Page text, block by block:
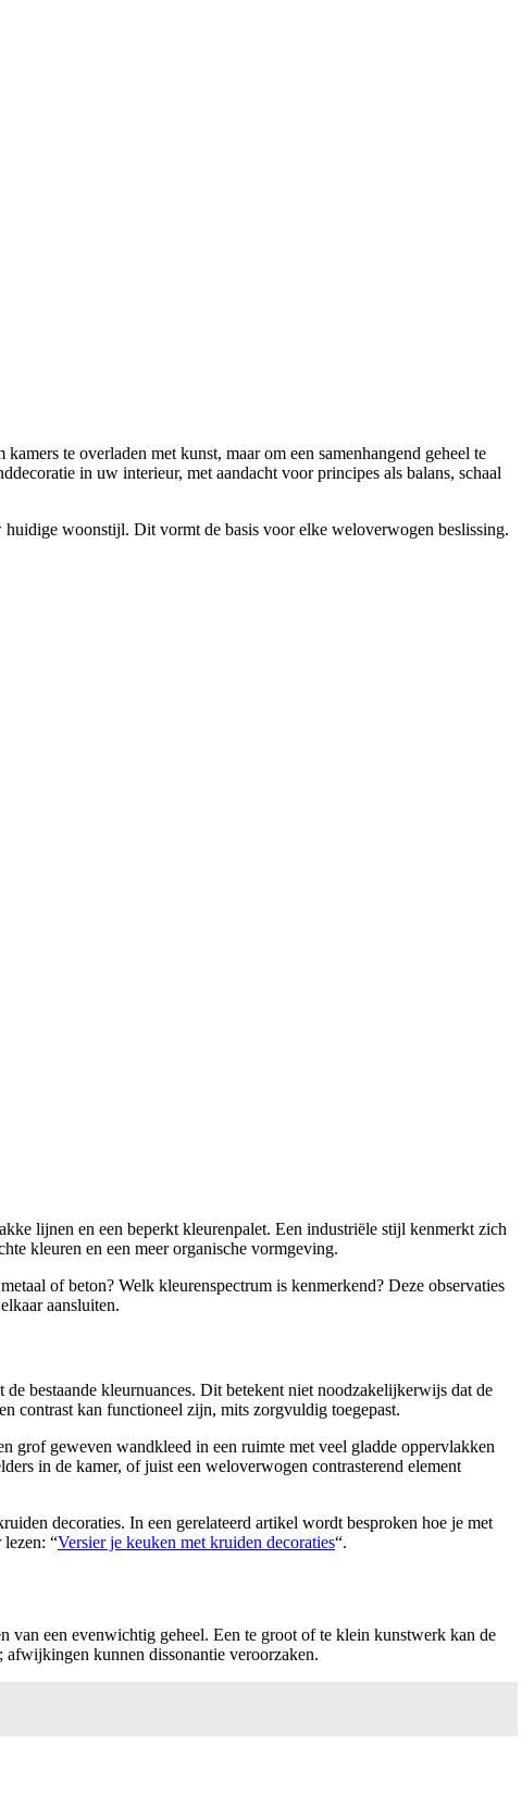
te overladen met kunst, maar om een samenhangend geheel te
in uw interieur, met aandacht voor principes als balans, schaal
huidige woonstijl. Dit vormt de basis voor elke weloverwogen beslissing.
lijnen en een beperkt kleurenpalet. Een industriële stijl kenmerkt zich
kleuren en een meer organische vormgeving.
of beton? Welk kleurenspectrum is kenmerkend? Deze observaties
aansluiten.
bestaande kleurnuances. Dit betekent niet noodzakelijkerwijs dat de
contrast kan functioneel zijn, mits zorgvuldig toegepast.
grof geweven wandkleed in een ruimte met veel gladde oppervlakken
in de kamer, of juist een weloverwogen contrasterend element
decoraties. In een gerelateerd artikel wordt besproken hoe je met
“Versier je keuken met kruiden decoraties“.
van een evenwichtig geheel. Een te groot of te klein kunstwerk kan de
kunnen dissonantie veroorzaken.